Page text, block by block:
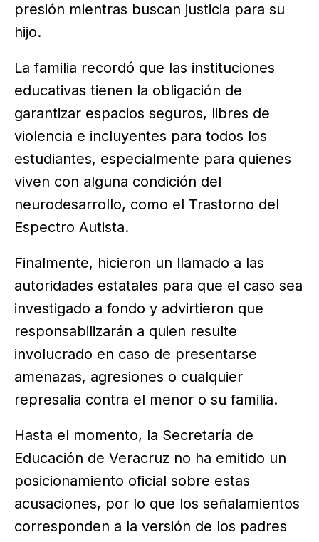
presión mientras buscan justicia para su
hijo.
La familia recordó que las instituciones
educativas tienen la obligación de
garantizar espacios seguros, libres de
violencia e incluyentes para todos los
estudiantes, especialmente para quienes
viven con alguna condición del
neurodesarrollo, como el Trastorno del
Espectro Autista.
Finalmente, hicieron un llamado a las
autoridades estatales para que el caso sea
investigado a fondo y advirtieron que
responsabilizarán a quien resulte
involucrado en caso de presentarse
amenazas, agresiones o cualquier
represalia contra el menor o su familia.
Hasta el momento, la Secretaría de
Educación de Veracruz no ha emitido un
posicionamiento oficial sobre estas
acusaciones, por lo que los señalamientos
corresponden a la versión de los padres